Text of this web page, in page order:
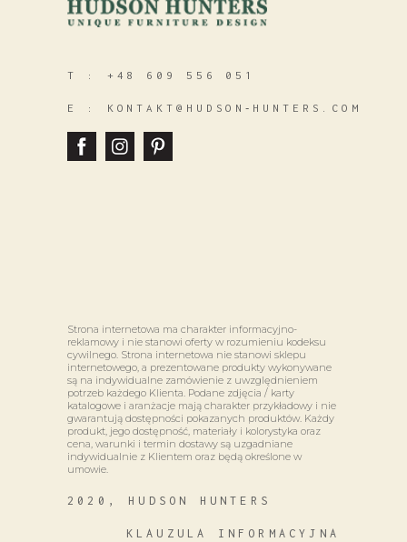
T : +48 609 556 051
E : KONTAKT@HUDSON‑HUNTERS.COM
Strona internetowa ma charakter informacyjno-
reklamowy i nie stanowi oferty w rozumieniu kodeksu
cywilnego. Strona internetowa nie stanowi sklepu
internetowego, a prezentowane produkty wykonywane
są na indywidualne zamówienie z uwzględnieniem
potrzeb każdego Klienta. Podane zdjęcia / karty
katalogowe i aranżacje mają charakter przykładowy i nie
gwarantują dostępności pokazanych produktów. Każdy
produkt, jego dostępność, materiały i kolorystyka oraz
cena, warunki i termin dostawy są uzgadniane
indywidualnie z Klientem oraz będą określone w
umowie.
2020, HUDSON HUNTERS
KLAUZULA INFORMACYJNA